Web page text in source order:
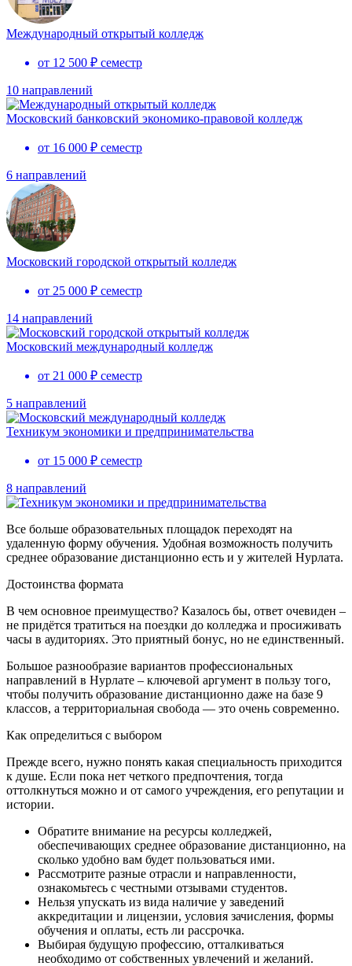
Международный открытый колледж
от 12 500 ₽ семестр
10 направлений
Московский банковский экономико-правовой колледж
от 16 000 ₽ семестр
6 направлений
Московский городской открытый колледж
от 25 000 ₽ семестр
14 направлений
Московский международный колледж
от 21 000 ₽ семестр
5 направлений
Техникум экономики и предпринимательства
от 15 000 ₽ семестр
8 направлений
Все больше образовательных площадок переходят на
удаленную форму обучения. Удобная возможность получить
среднее образование дистанционно есть и у жителей Нурлата.
Достоинства формата
В чем основное преимущество? Казалось бы, ответ очевиден –
не придётся тратиться на поездки до колледжа и просиживать
часы в аудиториях. Это приятный бонус, но не единственный.
Большое разнообразие вариантов профессиональных
направлений в Нурлате – ключевой аргумент в пользу того,
чтобы получить образование дистанционно даже на базе 9
классов, а территориальная свобода — это очень современно.
Как определиться с выбором
Прежде всего, нужно понять какая специальность приходится
к душе. Если пока нет четкого предпочтения, тогда
оттолкнуться можно и от самого учреждения, его репутации и
истории.
Обратите внимание на ресурсы колледжей,
обеспечивающих среднее образование дистанционно, на
сколько удобно вам будет пользоваться ими.
Рассмотрите разные отрасли и направленности,
ознакомьтесь с честными отзывами студентов.
Нельзя упускать из вида наличие у заведений
аккредитации и лицензии, условия зачисления, формы
обучения и оплаты, есть ли рассрочка.
Выбирая будущую профессию, отталкиваться
необходимо от собственных увлечений и желаний.